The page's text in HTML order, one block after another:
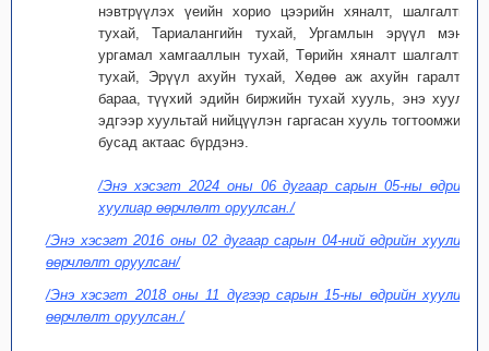
нэвтрүүлэх үеийн хорио цээрийн хяналт, шалгалтын
тухай, Тариалангийн тухай, Ургамлын эрүүл мэнд,
ургамал хамгааллын тухай, Төрийн хяналт шалгалтын
тухай, Эрүүл ахуйн тухай, Хөдөө аж ахуйн гаралтай
бараа, түүхий эдийн биржийн тухай хууль, энэ хууль,
эдгээр хуультай нийцүүлэн гаргасан хууль тогтоомжийн
бусад актаас бүрдэнэ.
/Энэ хэсэгт 2024 оны 06 дугаар сарын 05-ны өдрийн
хуулиар өөрчлөлт оруулсан./
/Энэ хэсэгт 2016 оны 02 дугаар сарын 04-ний өдрийн хуулиар
өөрчлөлт оруулсан/
/Энэ хэсэгт 2018 оны 11 дүгээр сарын 15-ны өдрийн хуулиар
өөрчлөлт оруулсан./